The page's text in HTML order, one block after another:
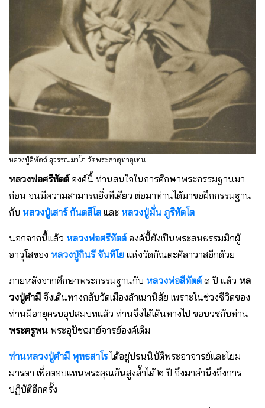
หลวงปู่สีทัตถ์ สุวรรณมาโจ วัดพระธาตุท่าอุเทน
หลวงพ่อศรีทัตต์องค์นี้ ท่านสนใจในการศึกษาพระกรรมฐานมา
ก่อน จนมีความสามารถยิ่งทีเดียว ต่อมาท่านได้มาขอฝึกกรรมฐาน
กับ หลวงปู่เสาร์ กันตสีโล และ หลวงปู่มั่น ภูริทัตโต
นอกจากนี้แล้ว หลวงพ่อศรีทัตต์องค์นี้ยังเป็นพระสหธรรมมิกผู้
อาวุโสของ หลวงปู่กินรี จันทิโย แห่งวัดกัณตะศิลาวาสอีกด้วย
ภายหลังจากศึกษาพระกรรมฐานกับ หลวงพ่อสีทัตต์๓ ปี แล้ว หล
วงปู่คํามี จึงเดินทางกลับวัดเมืองลําเนานิสัย เพราะในช่วงชีวิตของ
ท่านมีอายุครบอุปสมบทแล้ว ท่านจึงได้เดินทางไป ขอบวชกับท่าน
พระครูพน พระอุปัชฌาย์จารย์องค์เดิม
ท่านหลวงปู่คํามี พุทธสาโรได้อยู่ปรนนิบัติพระอาจารย์และโยม
มารดา เพื่อตอบแทนพระคุณอันสูงล้ําได้ ๒ ปี จึงมาคํานึงถึงการ
ปฏิบัติอีกครั้ง